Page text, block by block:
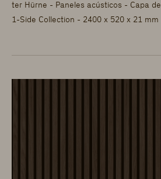
ter Hürne - Paneles acústicos - Capa
1-Side Collection - 2400 x 520 x 21 mm